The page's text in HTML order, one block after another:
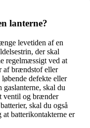
lanterne?
levetiden af en
der skal
regelmæssigt ved at
af brændstof eller
defekte eller
skal du
ventil og brænder
skal du også
batterikontakterne er